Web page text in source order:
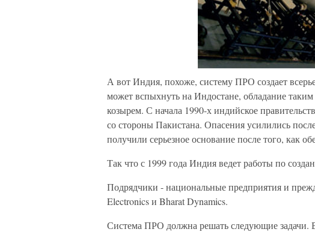
А вот Индия, похоже, систему ПРО создает
может вспыхнуть на Индостане, обладание
козырем. С начала 1990-х индийское
со стороны Пакистана. Опасения усилились
получили серьезное основание после того, как
Так что с 1999 года Индия ведет работы по
Подрядчики - национальные предприятия и
Electronics и Bharat Dynamics.
Система ПРО должна решать следующие задачи.